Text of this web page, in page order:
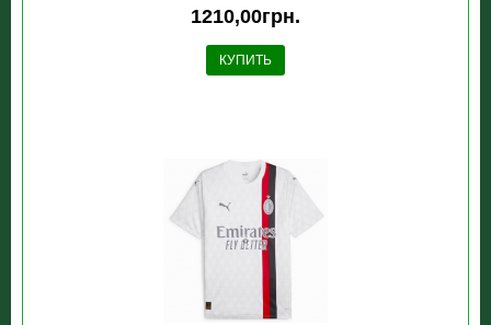
1210,00грн.
КУПИТЬ